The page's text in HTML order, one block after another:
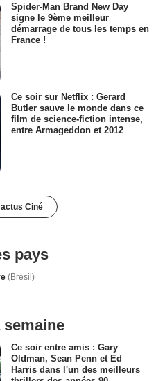
Spider-Man Brand New Day
signe le 9ème meilleur
démarrage de tous les temps en
France !
Ce soir sur Netflix : Gerard
Butler sauve le monde dans ce
film de science-fiction intense,
entre Armageddon et 2012
Ciné
pays
(Brésil)
semaine
Ce soir entre amis : Gary
Oldman, Sean Penn et Ed
Harris dans l'un des meilleurs